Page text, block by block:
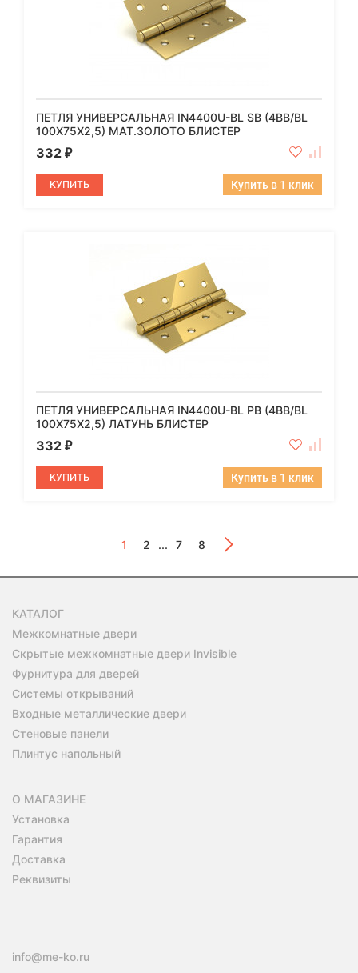
ПЕТЛЯ УНИВЕРСАЛЬНАЯ IN4400U-BL SB (4BB/BL
100X75X2,5) МАТ.ЗОЛОТО БЛИСТЕР
332 ₽
КУПИТЬ Купить в 1 клик
ПЕТЛЯ УНИВЕРСАЛЬНАЯ IN4400U-BL PB (4BB/BL
100X75X2,5) ЛАТУНЬ БЛИСТЕР
332 ₽
КУПИТЬ Купить в 1 клик
1 2 ... 7 8
КАТАЛОГ
Межкомнатные двери
Скрытые межкомнатные двери Invisible
Фурнитура для дверей
Системы открываний
Входные металлические двери
Стеновые панели
Плинтус напольный
О МАГАЗИНЕ
Установка
Гарантия
Доставка
Реквизиты
info@me-ko.ru